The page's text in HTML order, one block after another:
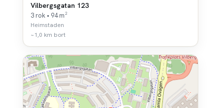
Vilbergsgatan 123
3 rok • 94 m²
Heimstaden
~1,0 km bort